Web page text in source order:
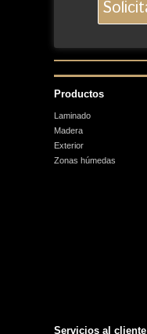
Productos
Laminado
Madera
Exterior
Zonas húmedas
Servicios al cliente